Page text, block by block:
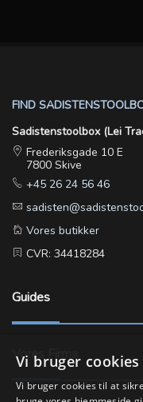
FIND
Sadistenstoolbox (Lei
Frederiksgade 10 E
7800 Skive
+45 26 24 56 46
Vores butikker
CVR: 34418284
Guides
Vores Firma
Vi bruger cookies
Vi bruger cookies til at